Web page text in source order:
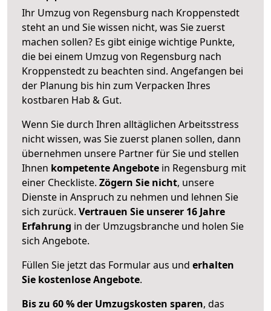
Ihr Umzug von Regensburg nach Kroppenstedt
steht an und Sie wissen nicht, was Sie zuerst
machen sollen? Es gibt einige wichtige Punkte,
die bei einem Umzug von Regensburg nach
Kroppenstedt zu beachten sind. Angefangen bei
der Planung bis hin zum Verpacken Ihres
kostbaren Hab & Gut.
Wenn Sie durch Ihren alltäglichen Arbeitsstress
nicht wissen, was Sie zuerst planen sollen, dann
übernehmen unsere Partner für Sie und stellen
Ihnen kompetente Angebote in Regensburg mit
einer Checkliste. Zögern Sie nicht, unsere
Dienste in Anspruch zu nehmen und lehnen Sie
sich zurück. Vertrauen Sie unserer 16 Jahre
Erfahrung in der Umzugsbranche und holen Sie
sich Angebote.
Füllen Sie jetzt das Formular aus und erhalten
Sie kostenlose Angebote.
Bis zu 60 % der Umzugskosten sparen, das